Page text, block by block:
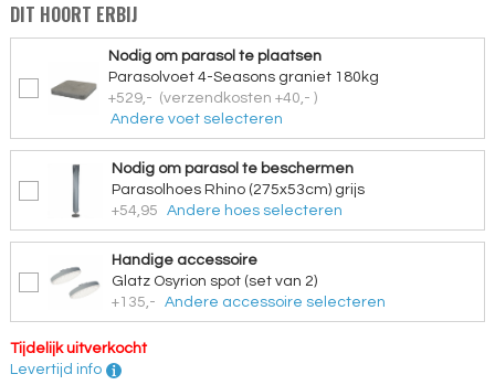
DIT HOORT ERBIJ
Nodig om parasol te plaatsen
Parasolvoet 4-Seasons graniet 180kg
+529,- (verzendkosten +40,- )
Andere voet selecteren
Nodig om parasol te beschermen
Parasolhoes Rhino (275x53cm) grijs
+54,95
Andere hoes selecteren
Handige accessoire
Glatz Osyrion spot (set van 2)
+135,-
Andere accessoire selecteren
Tijdelijk uitverkocht
Levertijd info